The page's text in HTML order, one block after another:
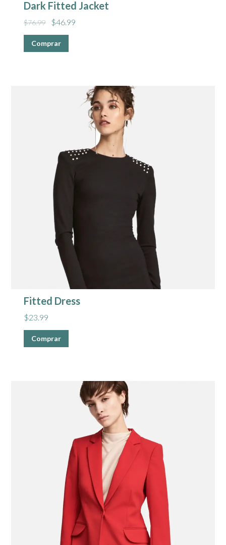
Dark Fitted Jacket
$76.99 $46.99
Comprar
Fitted Dress
$23.99
Comprar